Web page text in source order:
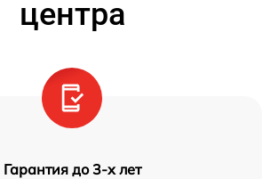
центра
Гарантия до 3-х лет